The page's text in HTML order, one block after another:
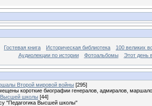
Гостевая книга Историческая библиотека
100 великих
Аудиолекции по истории
Фотоальбомы Этот день
Второй мировой войны [295]
короткие биографии генералов, адмиралов,
Высшей школы [44]
"Педагогика Высшей школы"